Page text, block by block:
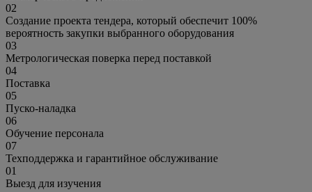
02
Создание проекта тендера, который обеспечит 100%
вероятность закупки выбранного оборудования
03
Метрологическая поверка перед поставкой
04
Поставка
05
Пуско-наладка
06
Обучение персонала
07
Техподдержка и гарантийное обслуживание
01
Выезд для изучения